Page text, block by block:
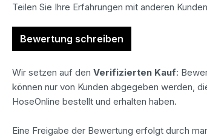
Teilen Sie Ihre Erfahrungen mit anderen
Bewertung schreiben
Wir setzen auf den Verifizierten Kauf:
können nur von Kunden abgegeben werden,
HoseOnline bestellt und erhalten haben.
Eine Freigabe der Bewertung erfolgt durch